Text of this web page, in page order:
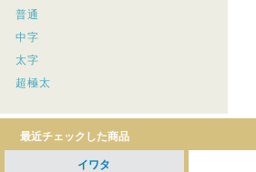
普通
中字
太字
超極太
最近チェックした商品
イワタ